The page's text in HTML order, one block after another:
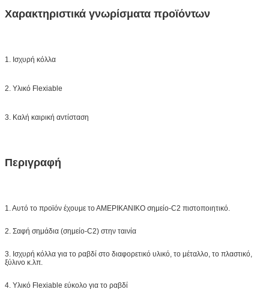
Χαρακτηριστικά γνωρίσματα προϊόντων
1. Ισχυρή κόλλα
2. Υλικό Flexiable
3. Καλή καιρική αντίσταση
Περιγραφή
1. Αυτό το προϊόν έχουμε το ΑΜΕΡΙΚΑΝΙΚΟ σημείο-C2 πιστοποιητικό.
2. Σαφή σημάδια (σημείο-C2) στην ταινία
3. Ισχυρή κόλλα για το ραβδί στο διαφορετικό υλικό, το μέταλλο, το πλαστικό,
ξύλινο κ.λπ.
4. Υλικό Flexiable εύκολο για το ραβδί